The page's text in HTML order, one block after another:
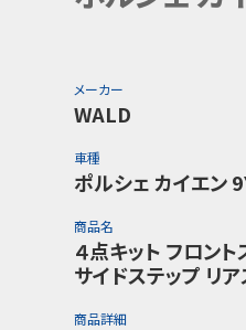
メーカー
WALD
車種
ポルシェ カイエン
商品名
４点キット フロン
サイドステップ リ
商品詳細